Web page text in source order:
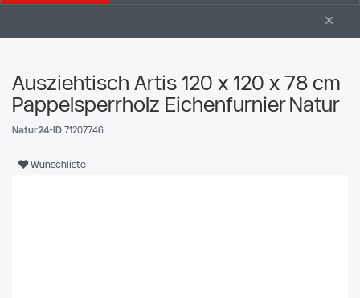
×
Ausziehtisch Artis 120 x 120 x 78 cm
Pappelsperrholz Eichenfurnier Natur
Natur24-ID 71207746
Wunschliste